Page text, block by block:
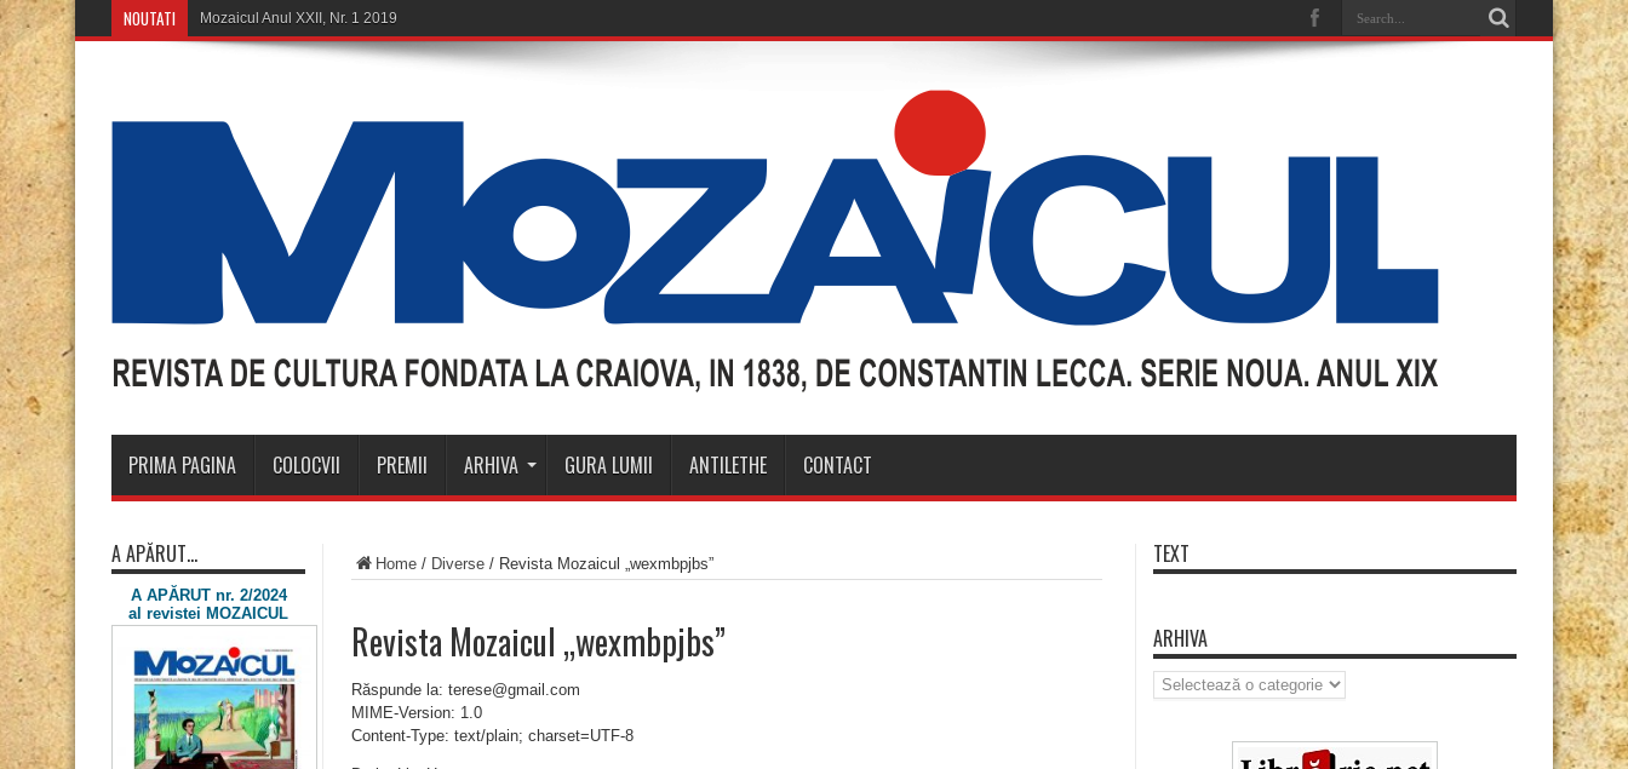
NOUTATI Mozaicul Anul XXII, Nr. 1 2019
PRIMA PAGINA COLOCVII PREMII ARHIVA GURA LUMII ANTILETHE CONTACT
Home / Diverse / Revista Mozaicul „wexmbpjbs”
Revista Mozaicul „wexmbpjbs”
Răspunde la: terese@gmail.com
MIME-Version: 1.0
Content-Type: text/plain; charset=UTF-8
A APĂRUT…
A APĂRUT nr. 2/2024
al revistei MOZAICUL
TEXT
ARHIVA
Arhiva